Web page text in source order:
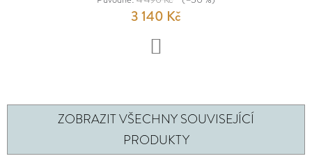
3 140 Kč
ZOBRAZIT VŠECHNY SOUVISEJÍCÍ
PRODUKTY